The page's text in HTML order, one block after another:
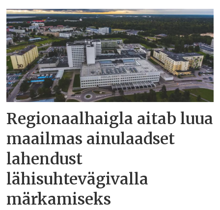
Regionaalhaigla aitab luua
maailmas ainulaadset
lahendust
lähisuhtevägivalla
märkamiseks